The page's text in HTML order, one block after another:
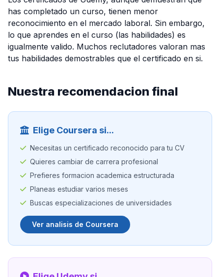
has completado un curso, tienen menor
reconocimiento en el mercado laboral. Sin embargo,
lo que aprendes en el curso (las habilidades) es
igualmente valido. Muchos reclutadores valoran mas
tus habilidades demostrables que el certificado en si.
Nuestra recomendacion final
Elige Coursera si...
Necesitas un certificado reconocido para tu CV
Quieres cambiar de carrera profesional
Prefieres formacion academica estructurada
Planeas estudiar varios meses
Buscas especializaciones de universidades
Ver analisis de Coursera